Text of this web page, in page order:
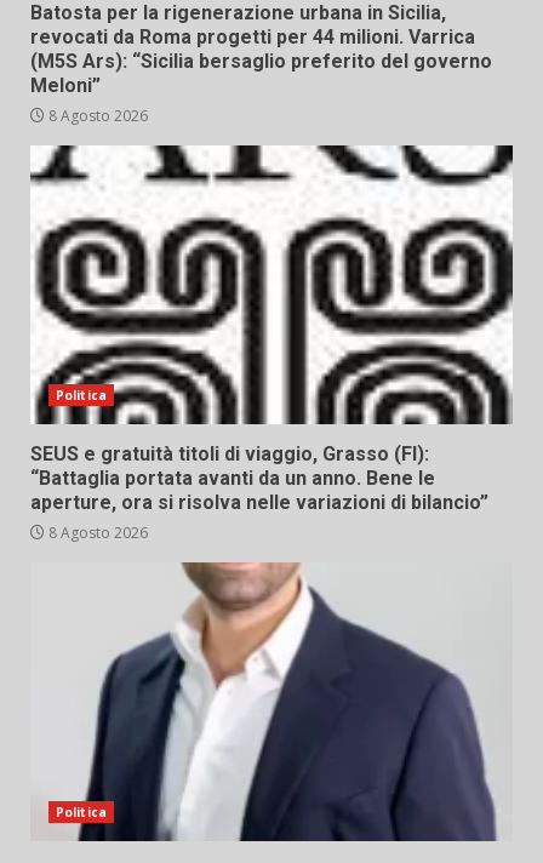
Batosta per la rigenerazione urbana in Sicilia,
revocati da Roma progetti per 44 milioni. Varrica
(M5S Ars): “Sicilia bersaglio preferito del governo
Meloni”
8 Agosto 2026
Politica
SEUS e gratuità titoli di viaggio, Grasso (FI):
“Battaglia portata avanti da un anno. Bene le
aperture, ora si risolva nelle variazioni di bilancio”
8 Agosto 2026
Politica